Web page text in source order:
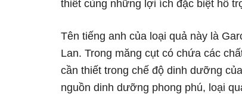
thiết cùng những lợi ích đặc biệt hỗ
Tên tiếng anh của loại quả này là
Lan. Trong măng cụt có chứa các
cần thiết trong chế độ dinh dưỡng
nguồn dinh dưỡng phong phú, loại